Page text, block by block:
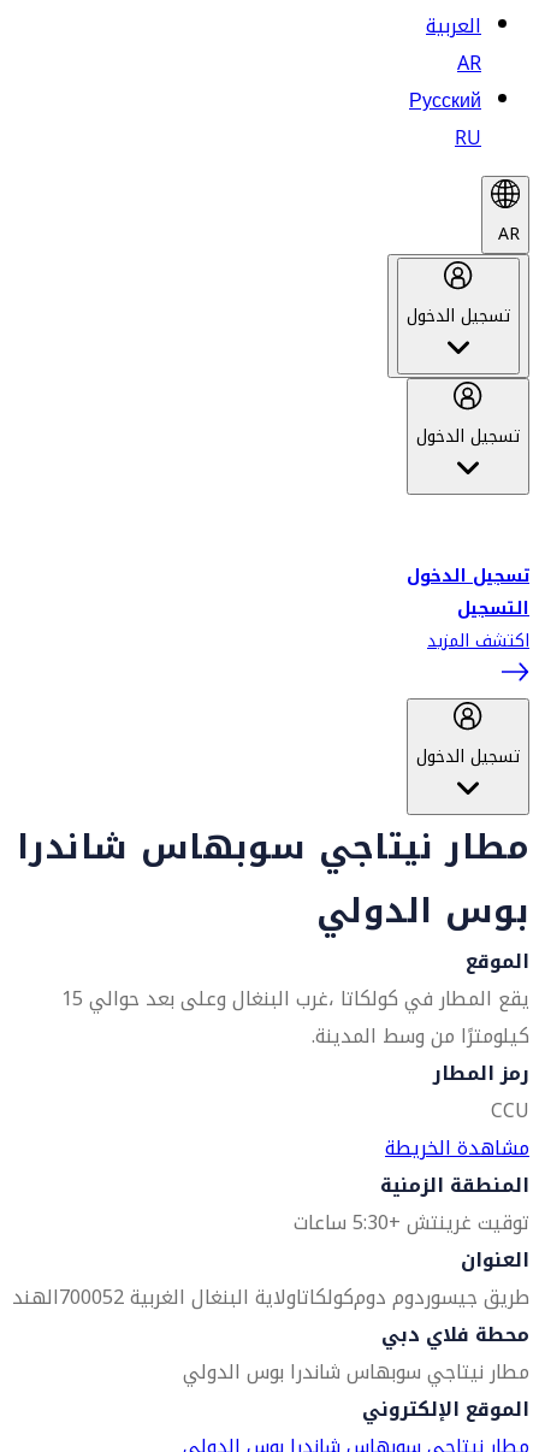
العربية
AR
Русский
RU
AR
تسجيل الدخول
تسجيل الدخول
تسجيل الدخول
التسجيل
اكتشف المزيد
تسجيل الدخول
مطار نيتاجي سوبهاس شاندرا
بوس الدولي
الموقع
يقع المطار في كولكاتا ،غرب البنغال وعلى بعد حوالي 15
كيلومترًا من وسط المدينة.
رمز المطار
CCU
مشاهدة الخريطة
المنطقة الزمنية
توقيت غرينتش +5:30 ساعات
العنوان
طريق جيسوردوم دومكولكاتاولاية البنغال الغربية 700052
الهند
محطة فلاي دبي
مطار نيتاجي سوبهاس شاندرا بوس الدولي
الموقع الإلكتروني